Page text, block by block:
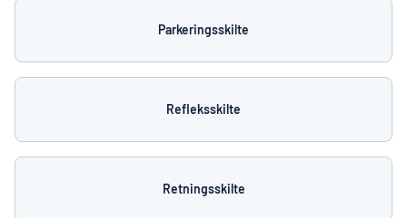
Parkeringsskilte
Refleksskilte
Retningsskilte